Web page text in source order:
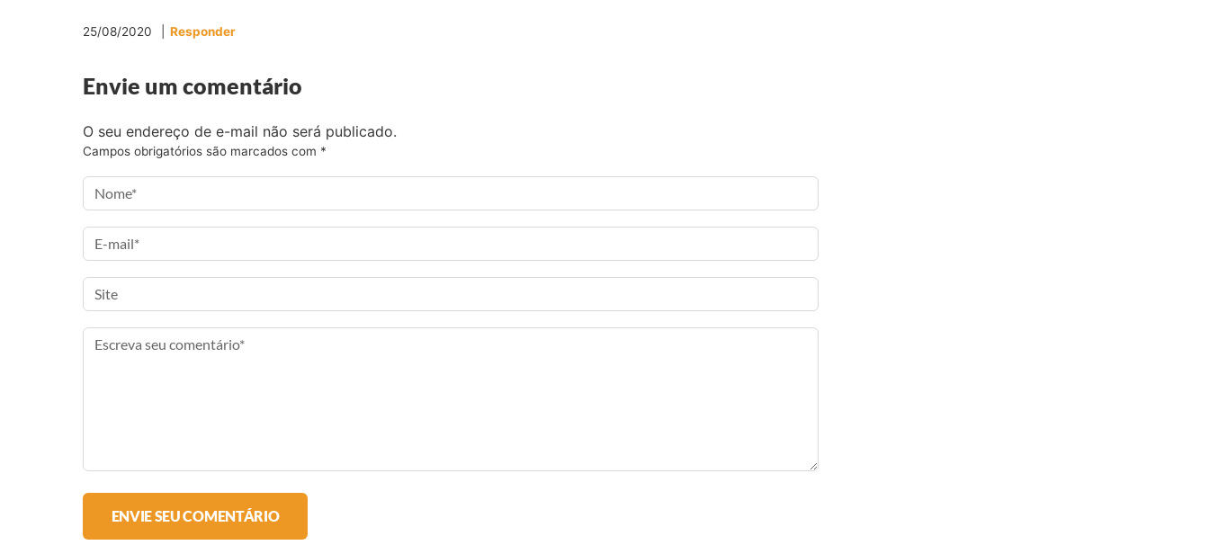
o
e
g
m
i
25/08/2020 Responder
Envie um comentário
O seu endereço de e-mail não será publicado.
Campos obrigatórios são marcados com *